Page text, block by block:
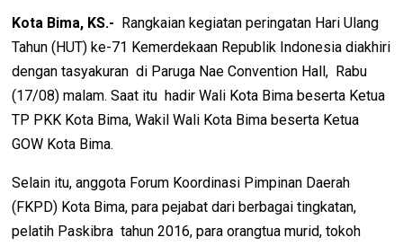
Kota Bima, KS.- Rangkaian kegiatan peringatan Hari Ulang
Tahun (HUT) ke-71 Kemerdekaan Republik Indonesia diakhiri
dengan tasyakuran di Paruga Nae Convention Hall, Rabu
(17/08) malam. Saat itu hadir Wali Kota Bima beserta Ketua
TP PKK Kota Bima, Wakil Wali Kota Bima beserta Ketua
GOW Kota Bima.
Selain itu, anggota Forum Koordinasi Pimpinan Daerah
(FKPD) Kota Bima, para pejabat dari berbagai tingkatan,
pelatih Paskibra tahun 2016, para orangtua murid, tokoh